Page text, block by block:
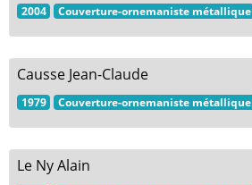
2004 Couverture-ornemaniste métallique
Causse Jean-Claude
1979 Couverture-ornemaniste métallique
Le Ny Alain